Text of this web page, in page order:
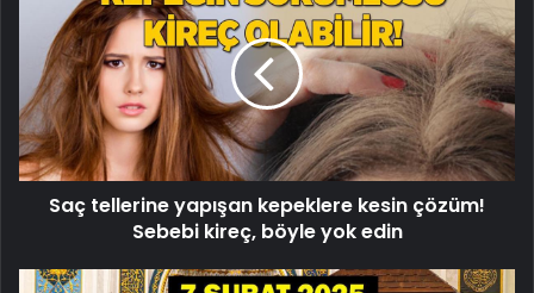
yapışan
kepeklere
kesin
çözüm!
Sebebi
kireç,
böyle
Saç tellerine yapışan kepeklere kesin çözüm!
Sebebi kireç, böyle yok edin